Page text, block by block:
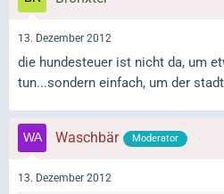
13. Dezember 2012
die hundesteuer ist nicht da, um
tun...sondern einfach, um der
Waschbär Moderator
13. Dezember 2012